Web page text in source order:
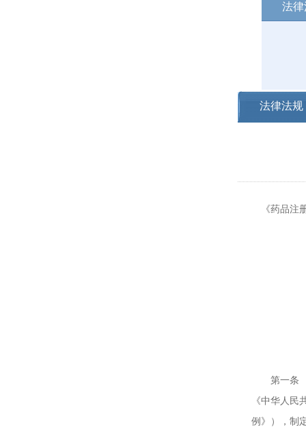
法
法律法规
《药品注
第一条 为
《中华人
例》），制